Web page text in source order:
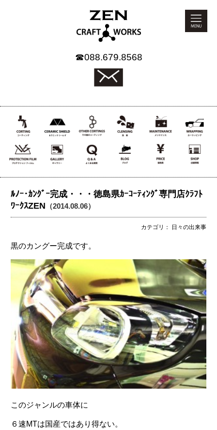
☎088.679.8568
ﾙﾉｰ･ｶﾝｸﾞｰ完成・・・徳島県ｶｰｺｰﾃｨﾝｸﾞ専門店ｸﾗﾌﾄ
ﾜｰｸｽZEN （2014.08.06）
カテゴリ： 日々の出来事
黒のカングー完成です。
このジャンルの車体に
６速MTは国産ではあり得ない。